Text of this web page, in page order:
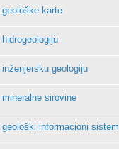
karte
geologiju
sirovine
informacioni sistem